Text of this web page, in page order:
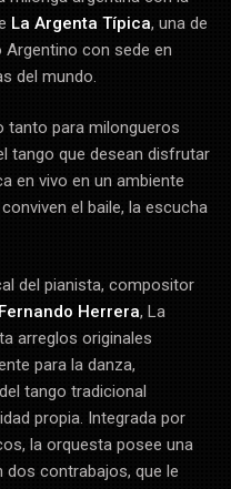
La Argenta Típica, una de
Argentino con sede en
del mundo.
tanto para milongueros
tango que desean disfrutar
en vivo en un ambiente
el baile, la escucha
del pianista, compositor
Fernando Herrera, La
arreglos originales
para la danza,
tango tradicional
propia. Integrada por
la orquesta posee una
contrabajos, que le